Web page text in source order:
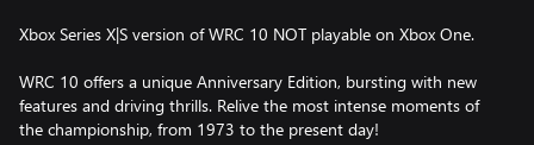
Xbox Series X|S version of WRC 10 NOT playable on Xbox One.
WRC 10 offers a unique Anniversary Edition, bursting with new
features and driving thrills. Relive the most intense moments of
the championship, from 1973 to the present day!